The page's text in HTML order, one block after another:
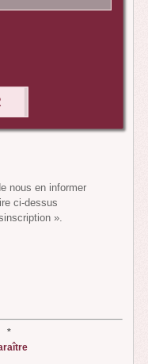
nous en informer
ci-dessus
».
*